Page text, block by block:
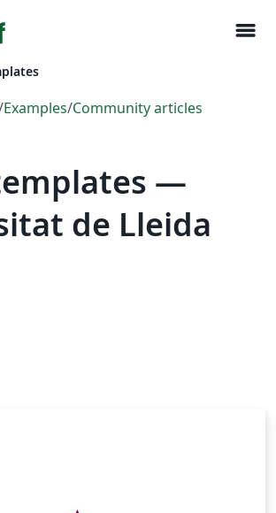
menu
Examples/Community articles
—
de Lleida